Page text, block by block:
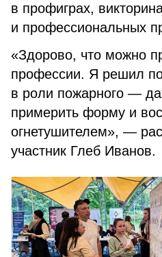
в профиграх,
и профессиональных
«Здорово, что можно
профессии. Я решил
в роли пожарного —
примерить форму и
огнетушителем», —
участник Глеб Иванов.